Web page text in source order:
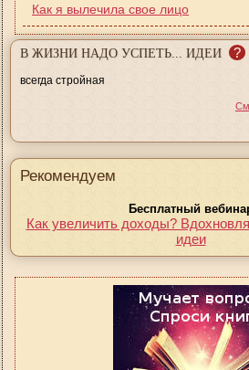
Как я вылечила свое лицо
В ЖИЗНИ НАДО УСПЕТЬ... ИДЕИ ?
всегда стройная
Рекомендуем
Бесплатный
Как увеличить доходы?
идеи